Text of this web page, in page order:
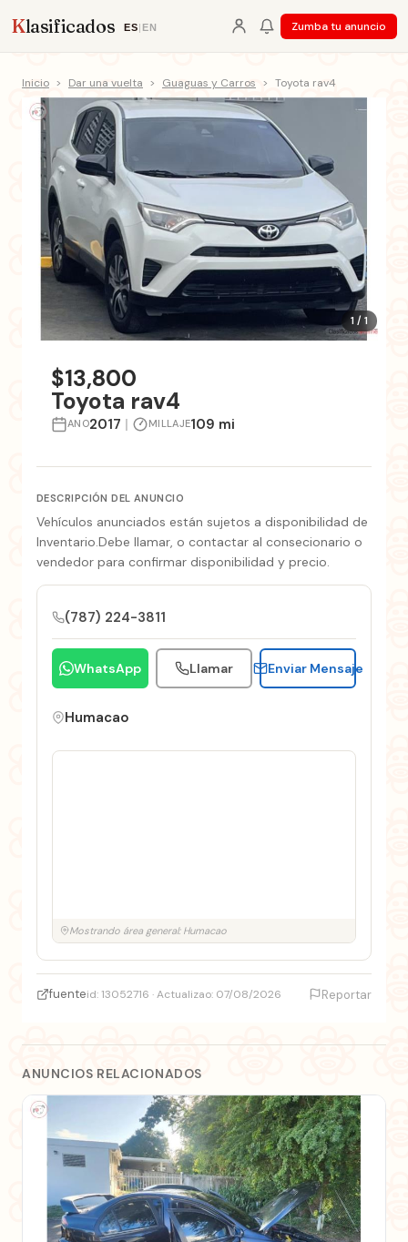
Klasificados ES| EN Zumba tu anuncio
Inicio > Dar una vuelta > Guaguas y Carros > Toyota rav4
1 / 1
$13,800
Toyota rav4
ANO2017 | MILLAJE109 mi
DESCRIPCIÓN DEL ANUNCIO
Vehículos anunciados están sujetos a disponibilidad de
Inventario.Debe llamar, o contactar al consecionario o
vendedor para confirmar disponibilidad y precio.
(787) 224-3811
WhatsApp Llamar Enviar Mensaje
Humacao
Mostrando área general: Humacao
fuenteid: 13052716 · Actualizao: 07/08/2026 Reportar
ANUNCIOS RELACIONADOS